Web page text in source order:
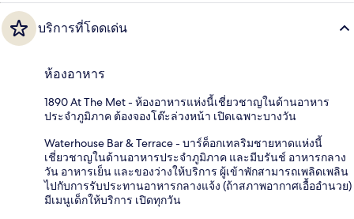
บริการที่โดดเด่น
ห้องอาหาร
1890 At The Met - ห้องอาหารแห่งนี้เชี่ยวชาญในด้านอาหาร
ประจำภูมิภาค ต้องจองโต๊ะล่วงหน้า เปิดเฉพาะบางวัน
Waterhouse Bar & Terrace - บาร์ค็อกเทลริมชายหาดแห่งนี้
เชี่ยวชาญในด้านอาหารประจำภูมิภาค และมีบรันช์ อาหารกลาง
วัน อาหารเย็น และของว่างให้บริการ ผู้เข้าพักสามารถเพลิดเพลิน
ไปกับการรับประทานอาหารกลางแจ้ง (ถ้าสภาพอากาศเอื้ออำนวย)
มีเมนูเด็กให้บริการ เปิดทุกวัน